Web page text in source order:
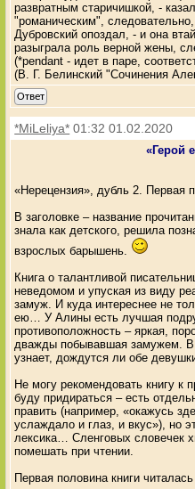
развратным старичишкой, -
"романическим",
Дубровский опоздал, - и она
разыграла роль верной жены,
(*pendant - идет в паре,
(В. Г. Белинский "Сочинения
Ответ
*MiLeliya* 01:32 01.02.2020
«Герой
«Нерецензия», дубль 2. Первая
В заголовке – название
знала как детского, решила
взрослых барышень.
Книга о талантливой
неведомом и упуская из виду
замуж. И куда интереснее не
ею… У Алины есть лучшая
противоположность – яркая,
дважды побывавшая замужем. В
узнает, дождутся ли обе
Не могу рекомендовать книгу к
буду придираться – есть
править (например, «окажусь
услаждало и глаз, и вкус»), но
лексика… Сленговых словечек
помешать при чтении.
Первая половина книги